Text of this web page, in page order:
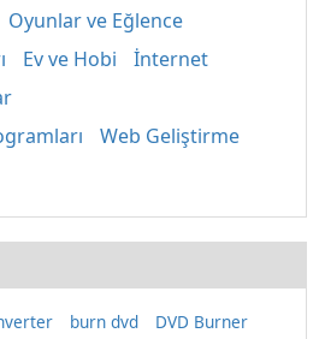
Oyunlar ve Eğlence
Ev ve Hobi
İnternet
Web Geliştirme
burn dvd
DVD Burner